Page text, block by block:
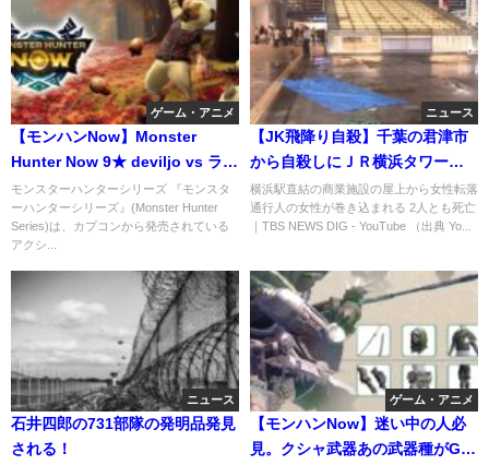
ゲーム・アニメ
【モンハンNow】Monster
Hunter Now 9★ deviljo vs ライ
トボウガン
モンスターハンターシリーズ 『モンスタ
ーハンターシリーズ』(Monster Hunter
Series)は、カプコンから発売されている
アクシ...
ニュース
【JK飛降り自殺】千葉の君津市
から自殺しにＪＲ横浜タワーか
ら飛降り千葉智香子さんを巻き
添いにして
横浜駅直結の商業施設の屋上から女性転落
通行人の女性が巻き込まれる 2人とも死亡
｜TBS NEWS DIG - YouTube （出典 Yo...
ニュース
石井四郎の731部隊の発明品発見
される！
ゲーム・アニメ
【モンハンNow】迷い中の人必
見。クシャ武器あの武器種がG1